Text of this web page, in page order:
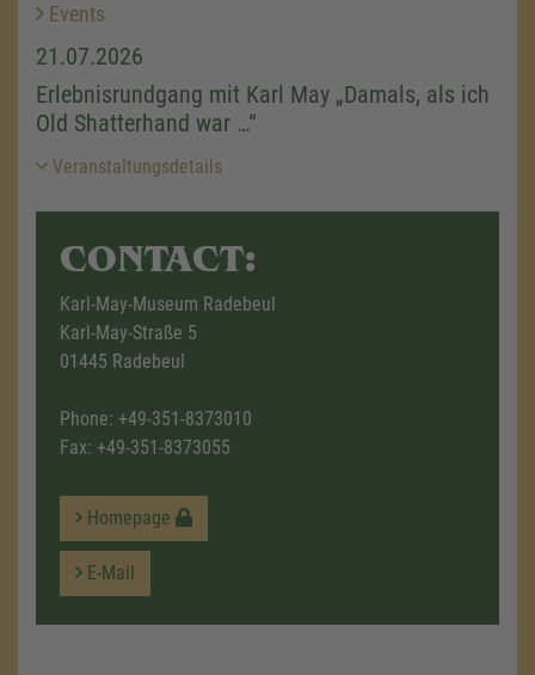
Events
21.07.2026
Erlebnisrundgang mit Karl May „Damals, als ich
Old Shatterhand war …“
Veranstaltungsdetails
CONTACT:
Karl-May-Museum Radebeul
Karl-May-Straße 5
01445 Radebeul
Phone: +49-351-8373010
Fax: +49-351-8373055
Homepage
E-Mail